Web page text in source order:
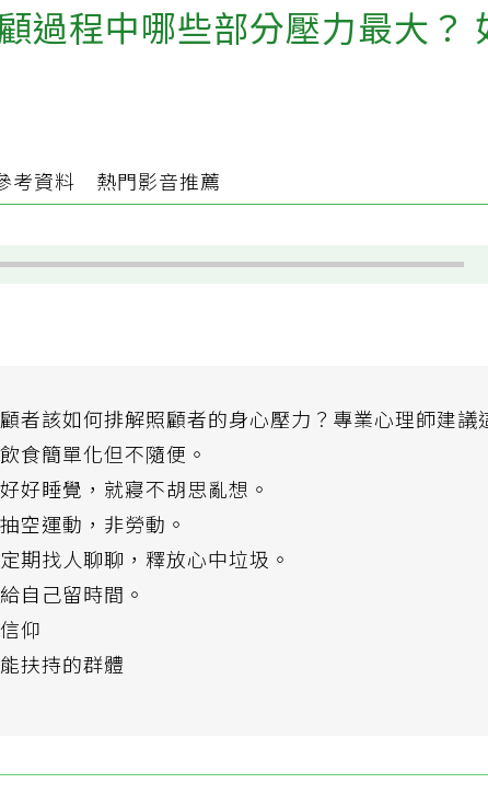
過程中哪些部分壓力最大？
考資料 熱門影音推薦
者該如何排解照顧者的身心壓力？專業心理師建議
食簡單化但不隨便。
好睡覺，就寢不胡思亂想。
空運動，非勞動。
期找人聊聊，釋放心中垃圾。
自己留時間。
仰
扶持的群體